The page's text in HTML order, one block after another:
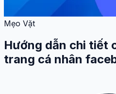
Mẹo Vặt
Hướng dẫn chi tiết
trang cá nhân